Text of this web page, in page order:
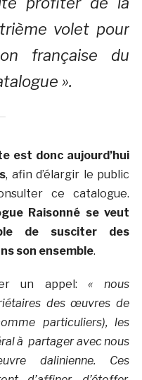
volet pour
française du
».
est donc aujourd’hui
, afin d’élargir le public
ce catalogue.
Raisonné se veut
de susciter des
son ensemble.
un appel:« nous
des œuvres de
particuliers), les
à partager avec nous
dalinienne. Ces